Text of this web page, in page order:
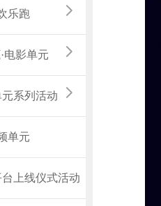
乐跑
电影单元
系列活动
单元
上线仪式活动